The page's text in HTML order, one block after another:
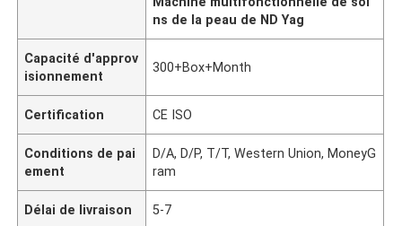
ns de la peau de ND Yag
Capacité d'approv
isionnement
300+Box+Month
Certification CE ISO
Conditions de pai
ement
D/A, D/P, T/T, Western Union, MoneyG
ram
Délai de livraison 5-7